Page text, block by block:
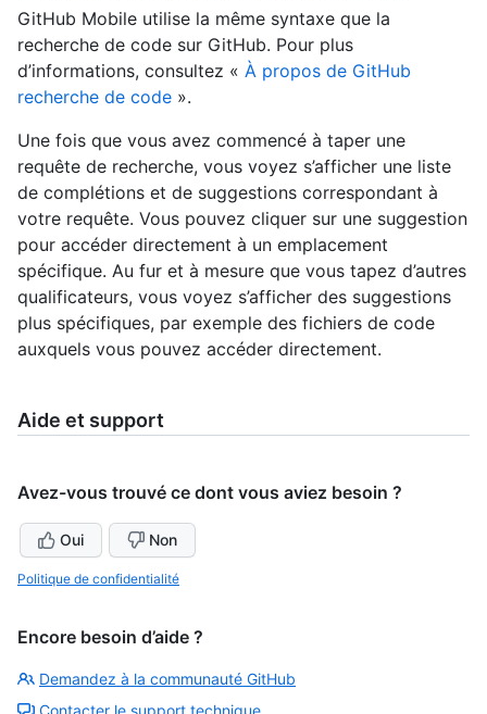
GitHub Mobile utilise la même syntaxe que la
recherche de code sur GitHub. Pour plus
d’informations, consultez « À propos de GitHub
recherche de code ».
Une fois que vous avez commencé à taper une
requête de recherche, vous voyez s’afficher une liste
de complétions et de suggestions correspondant à
votre requête. Vous pouvez cliquer sur une suggestion
pour accéder directement à un emplacement
spécifique. Au fur et à mesure que vous tapez d’autres
qualificateurs, vous voyez s’afficher des suggestions
plus spécifiques, par exemple des fichiers de code
auxquels vous pouvez accéder directement.
Aide et support
Avez-vous trouvé ce dont vous aviez besoin ?
Oui Non
Politique de confidentialité
Encore besoin d’aide ?
Demandez à la communauté GitHub